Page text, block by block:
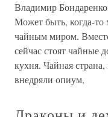
Владимир
Может быть, когда-
чайным миром.
сейчас стоят чайные
кухня. Чайная
внедряли опиум,